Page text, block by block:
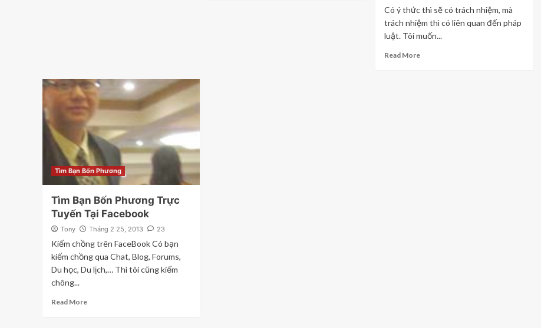
Có ý thức thì sẽ có trách nhiệm, mà
trách nhiệm thì có liên quan đến pháp
luật. Tôi muốn...
Read More
Tìm Bạn Bốn Phương
Tìm Bạn Bốn Phương Trực
Tuyến Tại Facebook
Tony Tháng 2 25, 2013 23
Kiếm chồng trên FaceBook Có bạn
kiếm chồng qua Chat, Blog, Forums,
Du học, Du lịch,… Thì tôi cũng kiếm
chông...
Read More